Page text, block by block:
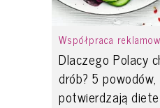
Współpraca
Dlaczego Polacy
drób? 5
potwierdzają